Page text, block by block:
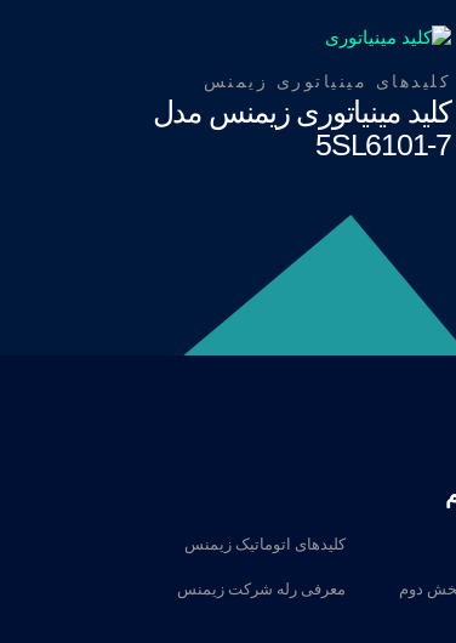
کلید مینیاتوری زیمنس مدل
5SL6101-7
کلیدهای مینیاتوری زیمنس
دوم
کلیدهای اتوماتیک زیمنس
معرفی رله‌ شرکت زیمنس